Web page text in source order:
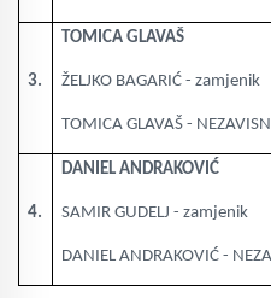
3.
TOMICA GLAVAŠ
ŽELJKO BAGARIĆ - zamjenik
TOMICA GLAVAŠ -
4.
DANIEL ANDRAKOVIĆ
SAMIR GUDELJ - zamjenik
DANIEL ANDRAKOVIĆ -